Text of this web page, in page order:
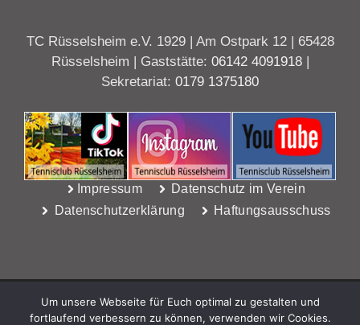
TC Rüsselsheim e.V. 1929 | Am Ostpark 12 | 65428
Rüsselsheim | Gaststätte: 06142 4091918|
Sekretariat: 0179 1375180
Impressum
Datenschutz im Verein
Datenschutzerklärung
Haftungsausschuss
Um unsere Webseite für Euch optimal zu gestalten und
fortlaufend verbessern zu können, verwenden wir Cookies.